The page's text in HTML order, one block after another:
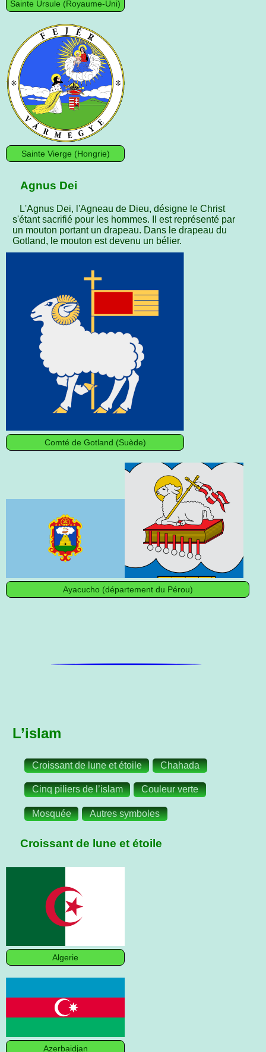
Sainte Ursule (Royaume-Uni)
Sainte Vierge (Hongrie)
Agnus Dei
L'Agnus Dei, l'Agneau de Dieu, désigne le Christ
s'étant sacrifié pour les hommes. Il est représenté par
un mouton portant un drapeau. Dans le drapeau du
Gotland, le mouton est devenu un bélier.
Comté de Gotland (Suède)
Ayacucho (département du Pérou)
L’islam
Croissant de lune et étoile Chahada
Cinq piliers de l’islam Couleur verte
Mosquée Autres symboles
Croissant de lune et étoile
Algerie
Azerbaidjan